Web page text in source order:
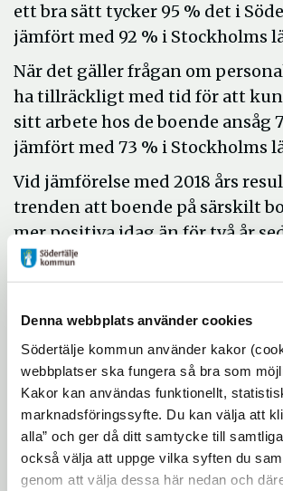
Denna webbplats använder cookies
Södertälje kommun använder kakor
webbplatser ska fungera så bra som
Kakor kan användas funktionellt,
marknadsföringssyfte. Du kan välja att
alla” och ger då ditt samtycke till
också välja att uppge vilka syften du
genom att välja dessa här nedan och
ett bra sätt tycker 95 % det i
jämfört med 92 % i Stockholms
När det gäller frågan om
ha tillräckligt med tid för att
sitt arbete hos de boende ansåg
jämfört med 73 % i Stockholms
Vid jämförelse med 2018 års
trenden att boende på särskilt
mer positiva idag än för två år
brukarundersökning visar att det
långsiktiga arbetet börjat ge
Frågor 2020 med
från mätningen 2018
Upplever du att måltiderna
äldreboende är en trevlig
dagen? 68 (63)